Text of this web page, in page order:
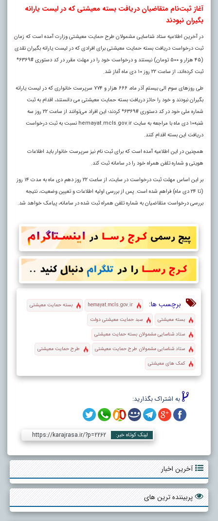
آغاز ثبت‌نام متقاضیان دریافت بسته معیشتی که در لیست یارانه
بگیران نبودند
در آخرین اطلاعیه ستاد شناسایی مشمولان طرح حمایت معیشتی وزارت آمده است که زمان
ثبت درخواست دریافت بسته حمایت معیشتی برای افرادی که در لیست یارانه بگیران نقدی
(۴۵ هزار و ۵۰۰ تومان) نیستند و درخواست خود را در مهلت مقرر در کد دستوری #۶۳۶۹*
ثبت کرده‌اند، از ساعت ۲۲ روز ۱۰ دی ماه آغاز شد.
طی روزهای سوم الی بیستم آذر ماه، ۶۶۶ هزار و ۷۷۴ سرپرست خانواری که در لیست یارانه
بگیران نبودند و خود را حائز دریافت بسته حمایت معیشتی می دانستند، اقدام به ثبت
شماره ملی خود در کد دستوری #۶۳۶۹* کردند؛ این افراد می‌توانند از ساعت ۲۲ روز سه
شنبه۱۰ دی ماه با مراجعه به سایت hemayat.mcls.gov.ir نسبت به ثبت درخواست
دریافت این بسته اقدام کنند.
همچنین در این اطلاعیه آمده است که برای ثبت نام نیز سرپرست خانوار باید اطلاعات
هویتی و شماره تلفن همراه خود را در سامانه ثبت کند.
بر این اساس مهلت ثبت درخواست در سایت، از ساعت ۲۲ روز دهم دی ماه به مدت ۱۴ روز
(تا ۲۴ دی ماه) فراهم شده است. پس از بررسی اولیه اطلاعات و تعیین وضعیت، نتیجه
بررسی درخواست متقاضیان به شماره تلفن همراه ثبت شده در سامانه، پیامک خواهد شد.
برچسب ها: hemayat.mcls.gov.ir
بسته حمایت معیشتی
بسته معیشتی
سبد حمایت معیشتی دولت
ستاد شناسایی مشمولان بسته حمایت معیشتی
ستاد شناسایی مشمولان طرح حمایت معیشتی
طرح حمایت معیشتی
کمک های معیشتی
به اشتراک بگذارید:
لینک کوتاه خبر: https://karajrasa.ir/?p=2262
آخرین اخبار
پربیننده ترین های